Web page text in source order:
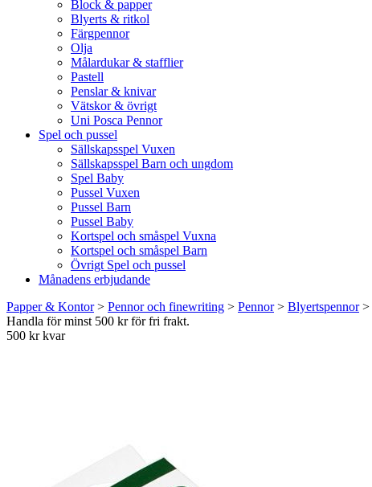
Block & papper
Blyerts & ritkol
Färgpennor
Olja
Målardukar & stafflier
Pastell
Penslar & knivar
Vätskor & övrigt
Uni Posca Pennor
Spel och pussel
Sällskapsspel Vuxen
Sällskapsspel Barn och ungdom
Spel Baby
Pussel Vuxen
Pussel Barn
Pussel Baby
Kortspel och småspel Vuxna
Kortspel och småspel Barn
Övrigt Spel och pussel
Månadens erbjudande
Papper & Kontor> Pennor och finewriting > Pennor> Blyertspennor>
Handla för minst 500 kr för fri frakt.
500 kr kvar